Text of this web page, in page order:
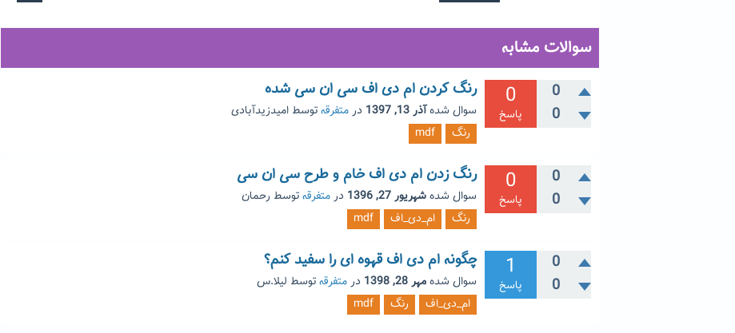
سوالات مشابه
0
0
0
پاسخ
رنگ کردن ام دی اف سی ان سی شده
سوال شدهآذر 13, 1397 درمتفرقهتوسط امیدزیدآبادی
رنگ
mdf
0
0
0
پاسخ
رنگ زدن ام دی اف خام و طرح سی ان سی
سوال شدهشهریور 27, 1396 درمتفرقهتوسط رحمان
رنگ
ام_دی_اف mdf
0
0
1
پاسخ
چگونه ام دی اف قهوه ای را سفید کنم؟
سوال شدهمهر 28, 1398 درمتفرقهتوسط لیلا.س
ام_دی_اف
رنگ mdf